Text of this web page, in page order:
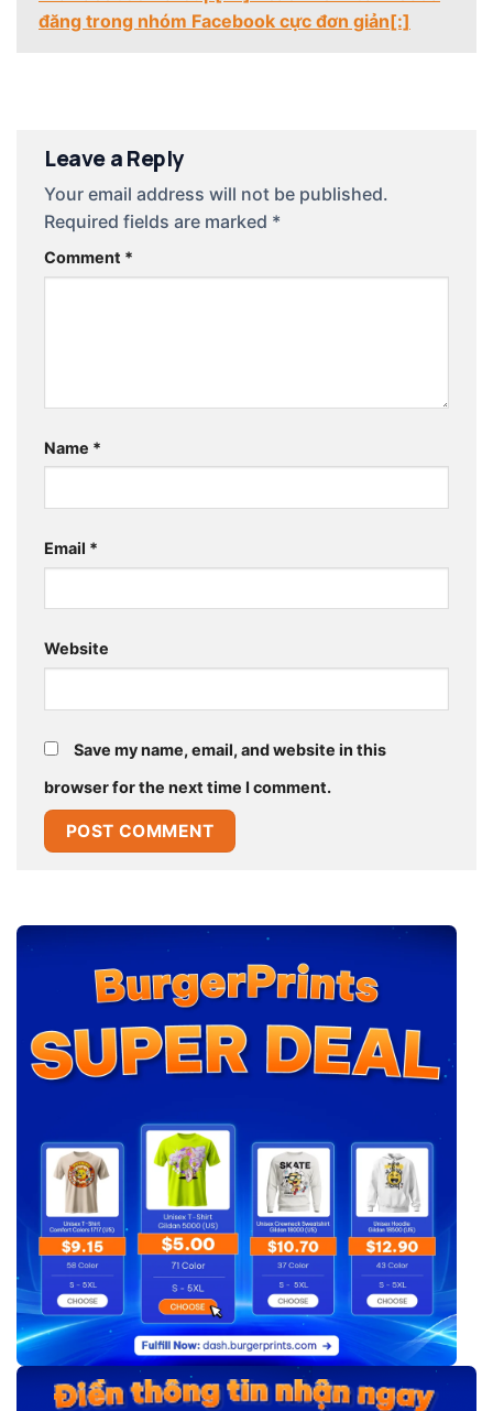
đăng trong nhóm Facebook cực đơn giản[:]
Leave a Reply
Your email address will not be published.
Required fields are marked *
Comment *
Name *
Email *
Website
Save my name, email, and website in this
browser for the next time I comment.